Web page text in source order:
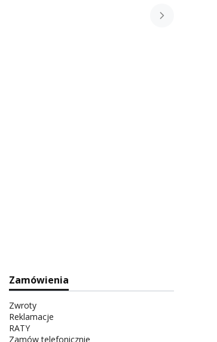
Zamówienia
Zwroty
Reklamacje
RATY
Zamów telefonicznie